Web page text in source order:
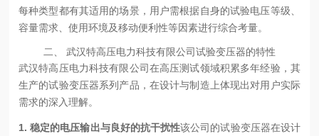
每种类型都有其适用的场景，用户需根据自身的试验电压等级、
容量需求、使用环境及移动便利性等因素进行综合考量。
二、 武汉特高压电力科技有限公司试验变压器的特性
武汉特高压电力科技有限公司在高压测试领域积累多年经验，其
生产的试验变压器系列产品，在设计与制造上体现出对用户实际
需求的深入理解。
1. 稳定的电压输出与良好的抗干扰性该公司的试验变压器在设计